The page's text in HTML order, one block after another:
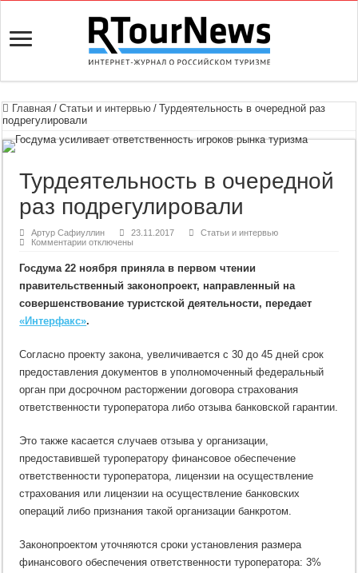
Главная / Статьи и интервью / Турдеятельность в очередной раз
подрегулировали
Турдеятельность в очередной
раз подрегулировали
Артур Сафиуллин 23.11.2017
Статьи и интервью
Комментариик
в
очередной
раз
отключены
Госдума 22 ноября приняла в первом чтении
правительственный законопроект, направленный на
совершенствование туристской деятельности, передает
«Интерфакс».
Согласно проекту закона, увеличивается с 30 до 45 дней срок
предоставления документов в уполномоченный федеральный
орган при досрочном расторжении договора страхования
ответственности туроператора либо отзыва банковской гарантии.
Это также касается случаев отзыва у организации,
предоставившей туроператору финансовое обеспечение
ответственности туроператора, лицензии на осуществление
страхования или лицензии на осуществление банковских
операций либо признания такой организации банкротом.
Законопроектом уточняются сроки установления размера
финансового обеспечения ответственности туроператора: 3%